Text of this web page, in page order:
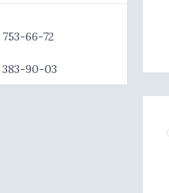
66-72
383-90-03